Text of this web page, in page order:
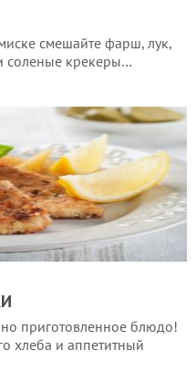
смешайте фарш, лук,
соленые крекеры…
приготовленное блюдо!
хлеба и аппетитный